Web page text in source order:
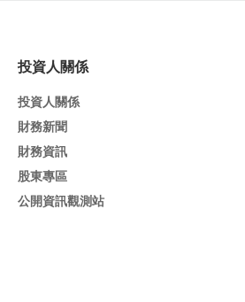
投資人關係
投資人關係
財務新聞
財務資訊
股東專區
公開資訊觀測站